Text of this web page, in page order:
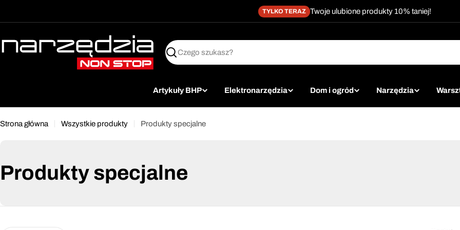
TYLKO TERAZ Twoje ulubione produkty 10% taniej!
Szukaj
Artykuły BHP Elektronarzędzia Dom i ogród Narzędzia
Strona główna Wszystkie produkty Produkty specjalne
Produkty specjalne